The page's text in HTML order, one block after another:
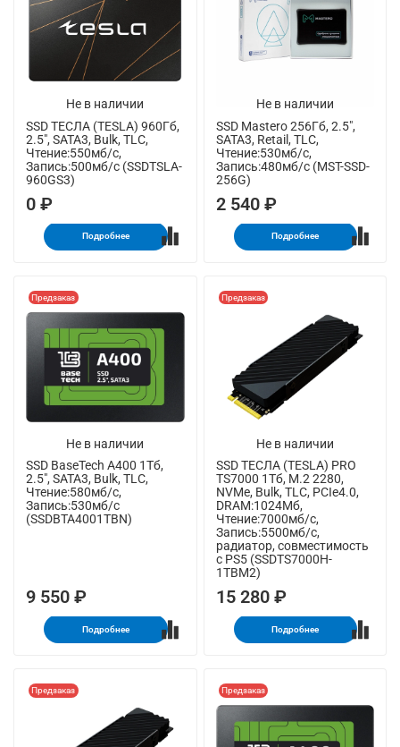
Не в наличии
SSD ТЕСЛА (TESLA) 960Гб,
2.5", SATA3, Bulk, TLC,
Чтение:550мб/с,
Запись:500мб/с (SSDTSLA-
960GS3)
0 ₽
Подробнее
Не в наличии
SSD Mastero 256Гб, 2.5",
SATA3, Retail, TLC,
Чтение:530мб/с,
Запись:480мб/с (MST-SSD-
256G)
2 540 ₽
Подробнее
Не в наличии
Предзаказ
SSD BaseTech A400 1Тб,
2.5", SATA3, Bulk, TLC,
Чтение:580мб/с,
Запись:530мб/с
(SSDBTA4001TBN)
9 550 ₽
Подробнее
Не в наличии
Предзаказ
SSD ТЕСЛА (TESLA) PRO
TS7000 1Тб, M.2 2280,
NVMe, Bulk, TLC, PCIe4.0,
DRAM:1024Мб,
Чтение:7000мб/с,
Запись:5500мб/с,
радиатор, совместимость
с PS5 (SSDTS7000H-
1TBM2)
15 280 ₽
Подробнее
Предзаказ Предзаказ